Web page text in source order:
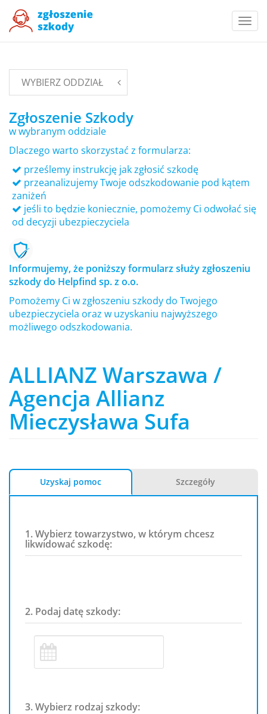
WYBIERZ ODDZIAŁ
Zgłoszenie Szkody
w wybranym oddziale
Dlaczego warto skorzystać z formularza:
prześlemy instrukcję jak zgłosić szkodę
przeanalizujemy Twoje odszkodowanie pod kątem
zaniżeń
jeśli to będzie koniecznie, pomożemy Ci odwołać się
od decyzji ubezpieczyciela
Informujemy, że poniższy formularz służy zgłoszeniu
szkody do Helpfind sp. z o.o.
Pomożemy Ci w zgłoszeniu szkody do Twojego
ubezpieczyciela oraz w uzyskaniu najwyższego
możliwego odszkodowania.
ALLIANZ Warszawa /
Agencja Allianz
Mieczysława Sufa
Uzyskaj pomoc Szczegóły
1. Wybierz towarzystwo, w którym chcesz
likwidować szkodę:
2. Podaj datę szkody:
3. Wybierz rodzaj szkody: